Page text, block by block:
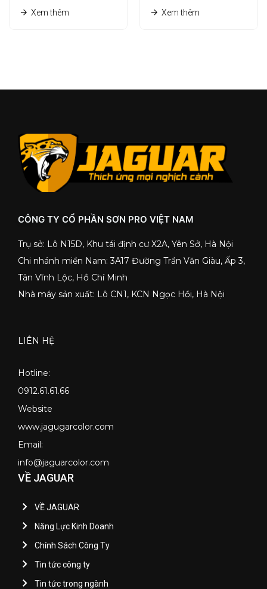
Xem thêm Xem thêm
CÔNG TY CỔ PHẦN SƠN PRO VIỆT NAM
Trụ sở: Lô N15D, Khu tái định cư X2A, Yên Sở, Hà Nội
Chi nhánh miền Nam: 3A17 Đường Trần Văn Giàu, Ấp 3,
Tân Vĩnh Lộc, Hồ Chí Minh
Nhà máy sản xuất: Lô CN1, KCN Ngọc Hồi, Hà Nội
LIÊN HỆ
Hotline:
0912.61.61.66
Website
www.jagugarcolor.com
Email:
info@jaguarcolor.com
VỀ JAGUAR
VỀ JAGUAR
Năng Lực Kinh Doanh
Chính Sách Công Ty
Tin tức công ty
Tin tức trong ngành